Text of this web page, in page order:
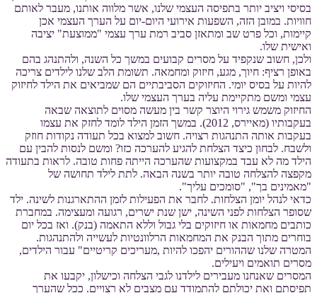
בסיסי ויציב יותר בתפיסה העצמי שלנו, אשר מלווה אותנו, מעבר לאותם
חוויות. במובן הזה, השפעות אירועי היום-יום על הערך העצמי אכן
קיימות, וכל פרט שב ומתאזן סביב רמת ערך עצמי "ממוצעת" יציבה
ואישית שלו.
ולכן, חשוב שנקפיד על מסרים קבועים במשך כל השנה, ולהתנהג בהם
באופן רציף: חיוך, מגע, חיזוק ומחמאה. תשומת הלב שלנו לילדים צריכה
להיות על בסיס יומי. החיזוקים הסביבתיים הם שמביאים את הילד לחיזוק
עצמי ומשם מתקיימת עליה בערך העצמי שלו.
החיזוק משמש גירוי היוצר קשר בין מעשה מסוים לתוצאה שבאה
בעקבותיו (מאיירס, 2012). במשך הזמן הילד לומד לחזק את עצמו
בעקבות אותה התנהגות רצויה. חשוב למצוא בכל תעודה נקודות חוזק
ולשבח. לבחון כיצד הצלחת להגיע להערכה כזו? ומשם לנסות להבין עם
הילד מה לא עבד במקצועות שהערכה הייתה פחות טובה. לראות בתעודה
מקפצה להצלחה טובה יותר בשנה הבאה. לתת לילד תחושה של
"מאמינים בך", "סומכים עליך".
כדאי לנהל יומן הצלחות. לחבר את הפעילות לזמן ההתארגנות לשינה. ילד
שסופר הצלחות לפני השינה, ישן שנת ישרים, רגועה ומעצימה. במחברת
כותבים מחמאות או חיזוקים בלי גבול וללא התאמה (בנק). ואז בכל יום
בוחרים מתוך הבנק את המחמאות הרלוונטיות לעשייה ולהתנהגות.
המטרה שלנו שההורים יהפכו להיות ,מעריכים קריטיים" עבור הילדים,
מסרים תואמים ויעילים.
המסרים שאנחנו מעבירים לילדנו לגבי הצלחה וכישלון, יקבעו את
תפיסתם ואת יכולתם להתמודד עם מצבים לא רצויים. ככל שהערך